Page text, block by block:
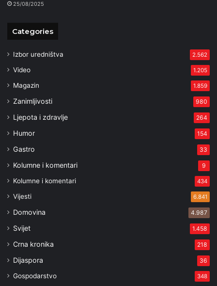
25/08/2025
Categories
Izbor uredništva 2.562
Video 1.205
Magazin 1.859
Zanimljivosti 980
Ljepota i zdravlje 264
Humor 154
Gastro 33
Kolumne i komentari 9
Kolumne i komentari 434
Vijesti 6.841
Domovina 4.987
Svijet 1.458
Crna kronika 218
Dijaspora 36
Gospodarstvo 348